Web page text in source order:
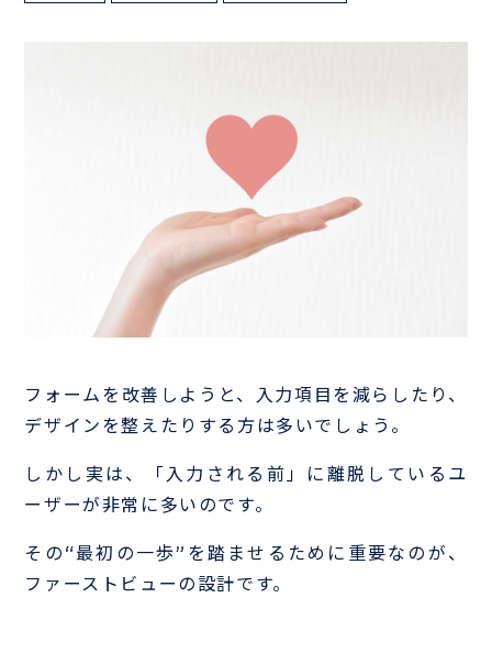
お電話でのお問い合わせはこちら
03-3839-0888
フォームを改善しようと、入力項目を減らしたり、
デザインを整えたりする方は多いでしょう。
しかし実は、「入力される前」に離脱しているユ
ーザーが非常に多いのです。
その“最初の一歩”を踏ませるために重要なのが、
ファーストビューの設計です。